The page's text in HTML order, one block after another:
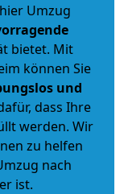
Umzug
bietet. Mit
können Sie
und
dass Ihre
werden. Wir
zu helfen
nach
ist.